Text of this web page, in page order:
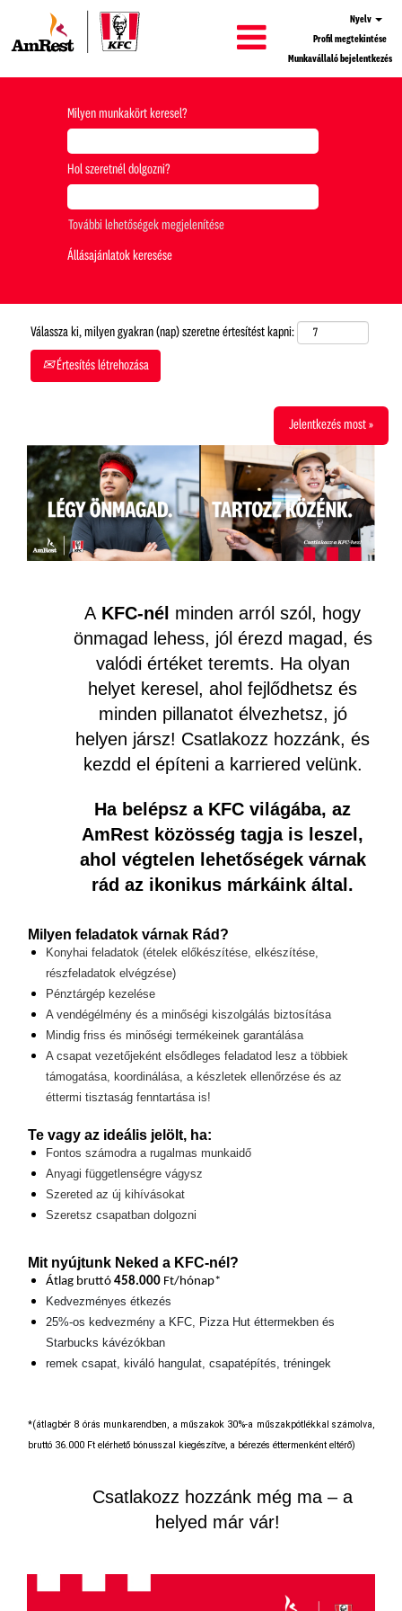
Nyelv
Profil megtekintése
Munkavállaló bejelentkezés
Milyen munkakört keresel?
Hol szeretnél dolgozni?
További lehetőségek megjelenítése
Válassza ki, milyen gyakran (nap) szeretne értesítést kapni:
Értesítés létrehozása
Jelentkezés most »
A KFC-nél minden arról szól, hogy
önmagad lehess, jól érezd magad, és
valódi értéket teremts. Ha olyan
helyet keresel, ahol fejlődhetsz és
minden pillanatot élvezhetsz, jó
helyen jársz! Csatlakozz hozzánk, és
kezdd el építeni a karriered velünk.
Ha belépsz a KFC világába, az
AmRest közösség tagja is leszel,
ahol végtelen lehetőségek várnak
rád az ikonikus márkáink által.
Milyen feladatok várnak Rád?
Konyhai feladatok (ételek előkészítése, elkészítése,
részfeladatok elvégzése)
Pénztárgép kezelése
A vendégélmény és a minőségi kiszolgálás biztosítása
Mindig friss és minőségi termékeinek garantálása
A csapat vezetőjeként elsődleges feladatod lesz a többiek
támogatása, koordinálása, a készletek ellenőrzése és az
éttermi tisztaság fenntartása is!
Te vagy az ideális jelölt, ha:
Fontos számodra a rugalmas munkaidő
Anyagi függetlenségre vágysz
Szereted az új kihívásokat
Szeretsz csapatban dolgozni
Mit nyújtunk Neked a KFC-nél?
Átlag bruttó 458.000 Ft/hónap*
Kedvezményes étkezés
25%-os kedvezmény a KFC, Pizza Hut éttermekben és
Starbucks kávézókban
remek csapat, kiváló hangulat, csapatépítés, tréningek
*(átlagbér 8 órás munkarendben, a műszakok 30%-a műszakpótlékkal számolva,
bruttó 36.000 Ft elérhető bónusszal kiegészítve, a bérezés éttermenként eltérő)
Csatlakozz hozzánk még ma – a
helyed már vár!